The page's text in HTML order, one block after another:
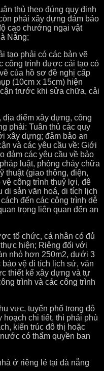
thủ theo đúng quy định
phải xây dựng đảm bảo
cao chướng ngại vật
Nẵng;
tạo phải có các bản vẽ
công trình được cải tạo có
của hồ sơ đề nghị cấp
(10cm x 15cm) hiện
trước khi sửa chữa, cải
địa điểm xây dựng, công
phải: Tuân thủ các quy
xây dựng; đảm bảo an
và các yêu cầu về: Giới
đảm các yêu cầu về bảo
luật, phòng cháy chữa
thuật (giao thông, điện,
công trình thuỷ lợi, đê
di sản văn hoá, di tích lịch
đến các công trình dễ
trọng liên quan đến an
tổ chức, cá nhân có đủ
hiện; Riêng đối với
nhỏ hơn 250m2, dưới 3
vệ di tích lịch sử, văn
thiết kế xây dựng và tự
trình và các công trình
vực, tuyến phố trong đô
chi tiết, thì phải phù
kiến trúc đô thị hoặc
có thẩm quyền ban